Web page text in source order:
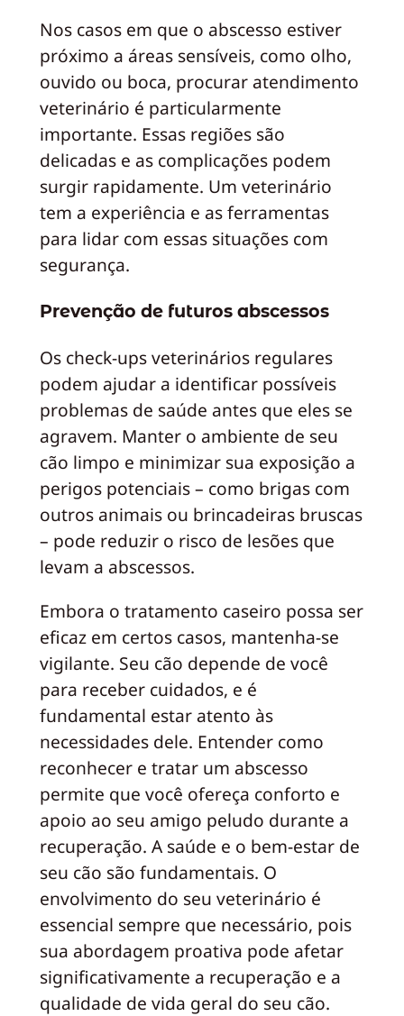
Nos casos em que o abscesso estiver
próximo a áreas sensíveis, como olho,
ouvido ou boca, procurar atendimento
veterinário é particularmente
importante. Essas regiões são
delicadas e as complicações podem
surgir rapidamente. Um veterinário
tem a experiência e as ferramentas
para lidar com essas situações com
segurança.
Prevenção de futuros abscessos
Os check-ups veterinários regulares
podem ajudar a identificar possíveis
problemas de saúde antes que eles se
agravem. Manter o ambiente de seu
cão limpo e minimizar sua exposição a
perigos potenciais – como brigas com
outros animais ou brincadeiras bruscas
– pode reduzir o risco de lesões que
levam a abscessos.
Embora o tratamento caseiro possa ser
eficaz em certos casos, mantenha-se
vigilante. Seu cão depende de você
para receber cuidados, e é
fundamental estar atento às
necessidades dele. Entender como
reconhecer e tratar um abscesso
permite que você ofereça conforto e
apoio ao seu amigo peludo durante a
recuperação. A saúde e o bem-estar de
seu cão são fundamentais. O
envolvimento do seu veterinário é
essencial sempre que necessário, pois
sua abordagem proativa pode afetar
significativamente a recuperação e a
qualidade de vida geral do seu cão.